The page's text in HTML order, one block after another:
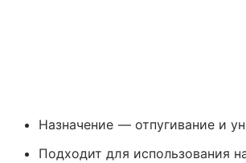
Назначение — отпугивание и
Подходит для использования